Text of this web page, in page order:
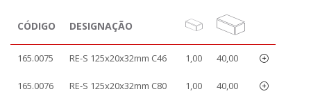
CÓDIGO DESIGNAÇÃO
165.0075 RE-S 125x20x32mm C46 1,00 40,00
165.0076 RE-S 125x20x32mm C80 1,00 40,00